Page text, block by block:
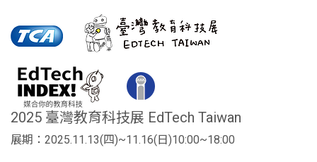
2025 臺灣教育科技展 EdTech Taiwan
展期：2025.11.13(四)~11.16(日)10:00~18:00